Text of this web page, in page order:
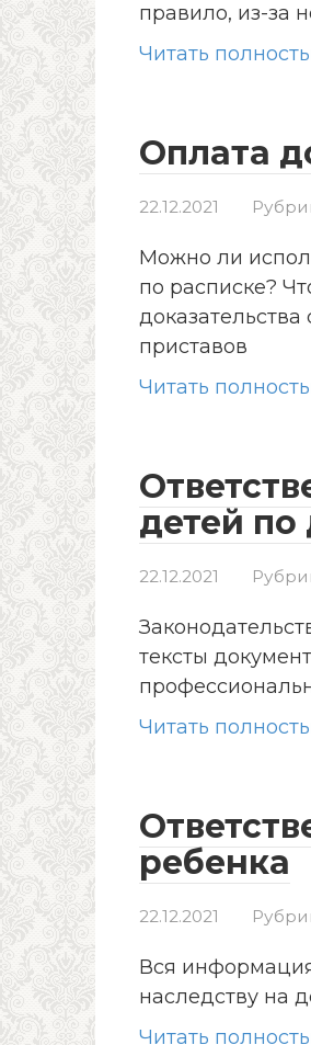
правило, из-за
Читать
Оплата
22.12.2021
Можно ли
по расписке?
приставов
Читать
детей по
22.12.2021
тексты
Читать
ребенка
22.12.2021
Вся
наследству на
Читать